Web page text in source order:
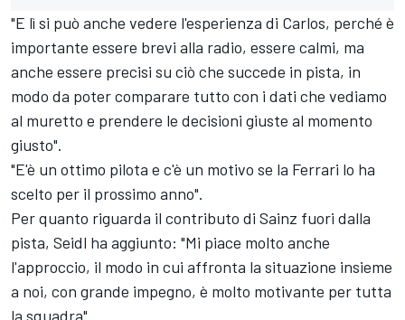
"E lì si può anche vedere l'esperienza di Carlos, perché è
importante essere brevi alla radio, essere calmi, ma
anche essere precisi su ciò che succede in pista, in
modo da poter comparare tutto con i dati che vediamo
al muretto e prendere le decisioni giuste al momento
giusto".
"E'è un ottimo pilota e c'è un motivo se la Ferrari lo ha
scelto per il prossimo anno".
Per quanto riguarda il contributo di Sainz fuori dalla
pista, Seidl ha aggiunto: "Mi piace molto anche
l'approccio, il modo in cui affronta la situazione insieme
a noi, con grande impegno, è molto motivante per tutta
la squadra".